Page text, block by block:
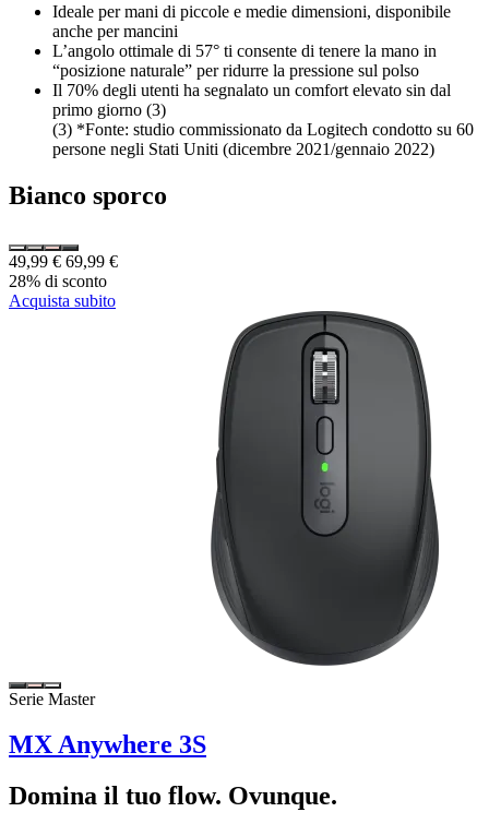
Ideale per mani di piccole e medie dimensioni, disponibile
anche per mancini
L’angolo ottimale di 57° ti consente di tenere la mano in
“posizione naturale” per ridurre la pressione sul polso
Il 70% degli utenti ha segnalato un comfort elevato sin dal
primo giorno (3)
(3) *Fonte: studio commissionato da Logitech condotto su 60
persone negli Stati Uniti (dicembre 2021/gennaio 2022)
Bianco sporco
49,99 € 69,99 €
28% di sconto
Acquista subito
Serie Master
MX Anywhere 3S
Domina il tuo flow. Ovunque.